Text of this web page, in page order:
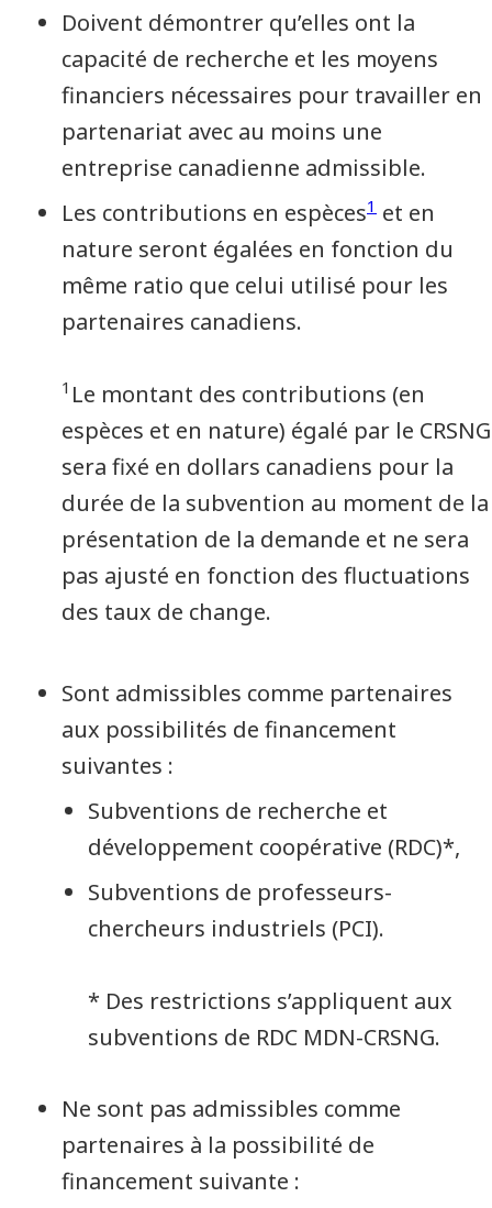
Doivent démontrer qu’elles ont la
capacité de recherche et les moyens
financiers nécessaires pour travailler en
partenariat avec au moins une
entreprise canadienne admissible.
Les contributions en espèces1 et en
nature seront égalées en fonction du
même ratio que celui utilisé pour les
partenaires canadiens.
1 Le montant des contributions (en
espèces et en nature) égalé par le CRSNG
sera fixé en dollars canadiens pour la
durée de la subvention au moment de la
présentation de la demande et ne sera
pas ajusté en fonction des fluctuations
des taux de change.
Sont admissibles comme partenaires
aux possibilités de financement
suivantes :
Subventions de recherche et
développement coopérative (RDC)*,
Subventions de professeurs-
chercheurs industriels (PCI).
* Des restrictions s’appliquent aux
subventions de RDC MDN-CRSNG.
Ne sont pas admissibles comme
partenaires à la possibilité de
financement suivante :